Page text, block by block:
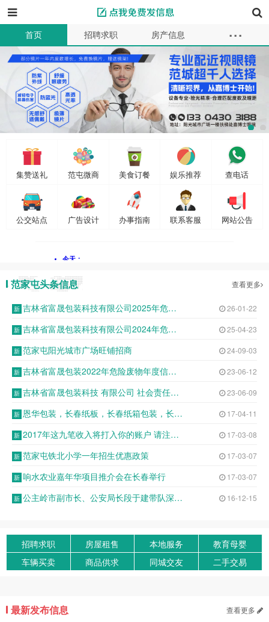
首页 招聘求职
房产信息
本地服务
教育母婴 车辆买卖
商品供求
同城交友
二手买卖 资讯
商家
信息
会员 发布信息
...
集赞送礼 范屯微商 美食订餐 娱乐推荐 查电话
公交站点 广告设计 办事指南 联系客服 网站公告
范家屯头条信息 查看更多
吉林省富晟包装科技有限公司2025年危险废物申报年度报告表 26-01-22
吉林省富晟包装科技有限公司2024年危险废物年报公示 25-04-23
范家屯阳光城市广场旺铺招商 24-09-03
吉林省富晟包装2022年危险废物年度信息公开表 23-06-12
吉林省富晟包装科技 有限公司 社会责任报告 23-06-09
恩华包装，长春纸板，长春纸箱包装，长春纸箱定制，长春纸板包装，纸箱包装箱 17-04-11
2017年这九笔收入将打入你的账户 请注意查收 17-03-08
范家屯铁北小学一年招生优惠政策 17-03-07
响水农业嘉年华项目推介会在长春举行 17-03-07
公主岭市副市长、公安局长段于建带队深入基层派出所开展调研座谈 16-12-15
招聘求职 房屋租售 本地服务
教育母婴
车辆买卖
商品供求 同城交友 二手交易
最新发布信息 查看更多